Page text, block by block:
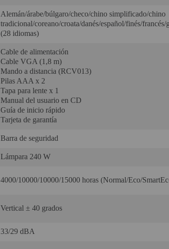
Alemán/árabe/búlgaro/checo/chino simplificado/chino
tradicional/coreano/croata/danés/español/finés/
(28 idiomas)‎
Cable de alimentación
Cable VGA (1,8 m)
Mando a distancia (RCV013)
Pilas AAA x 2
Tapa para lente x 1
Manual del usuario en CD
Guía de inicio rápido
Tarjeta de garantía‎
Barra de seguridad‎
Lámpara 240 W‎
4000/10000/10000/15000 horas (Normal/Eco/
Vertical ± 40 grados‎‎
33/29 dBA‎